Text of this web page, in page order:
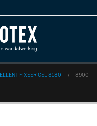
FIXEER GEL 8180 8900